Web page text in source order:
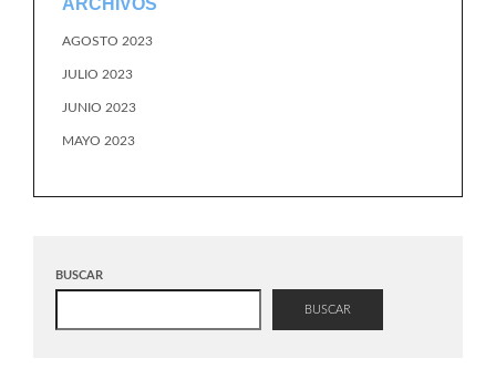
ARCHIVOS
AGOSTO 2023
JULIO 2023
JUNIO 2023
MAYO 2023
BUSCAR
BUSCAR